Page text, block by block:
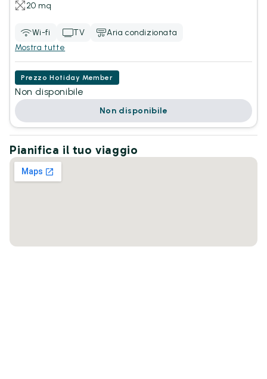
20 mq
Wi-fi TV
Aria condizionata
Mostra tutte
Prezzo Hotiday Member
Non disponibile
Non disponibile
Pianifica il tuo viaggio